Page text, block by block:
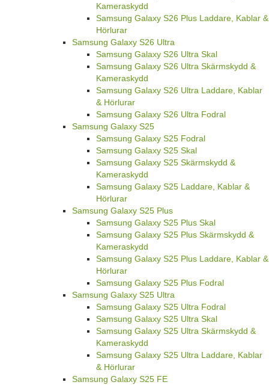
Kameraskydd
Samsung Galaxy S26 Plus Laddare, Kablar &
Hörlurar
Samsung Galaxy S26 Ultra
Samsung Galaxy S26 Ultra Skal
Samsung Galaxy S26 Ultra Skärmskydd &
Kameraskydd
Samsung Galaxy S26 Ultra Laddare, Kablar
& Hörlurar
Samsung Galaxy S26 Ultra Fodral
Samsung Galaxy S25
Samsung Galaxy S25 Fodral
Samsung Galaxy S25 Skal
Samsung Galaxy S25 Skärmskydd &
Kameraskydd
Samsung Galaxy S25 Laddare, Kablar &
Hörlurar
Samsung Galaxy S25 Plus
Samsung Galaxy S25 Plus Skal
Samsung Galaxy S25 Plus Skärmskydd &
Kameraskydd
Samsung Galaxy S25 Plus Laddare, Kablar &
Hörlurar
Samsung Galaxy S25 Plus Fodral
Samsung Galaxy S25 Ultra
Samsung Galaxy S25 Ultra Fodral
Samsung Galaxy S25 Ultra Skal
Samsung Galaxy S25 Ultra Skärmskydd &
Kameraskydd
Samsung Galaxy S25 Ultra Laddare, Kablar
& Hörlurar
Samsung Galaxy S25 FE